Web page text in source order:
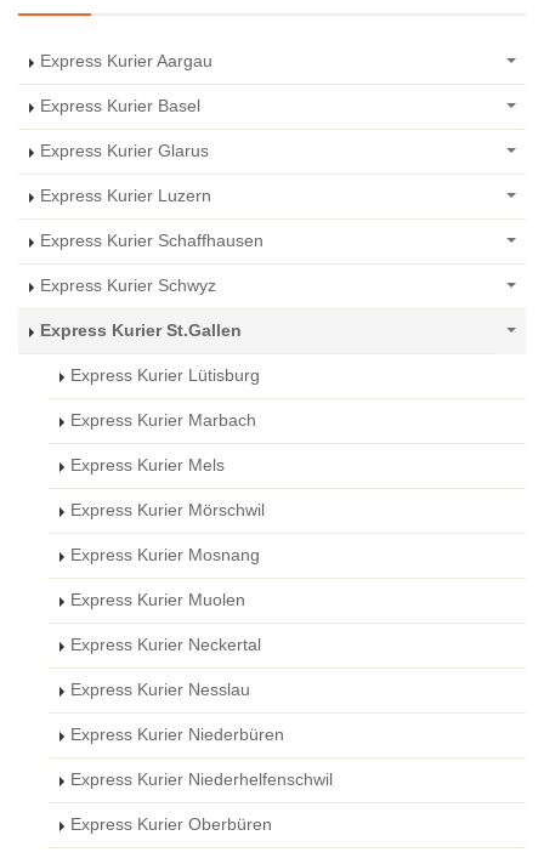
Express Kurier Aargau
Express Kurier Basel
Express Kurier Glarus
Express Kurier Luzern
Express Kurier Schaffhausen
Express Kurier Schwyz
Express Kurier St.Gallen
Express Kurier Lütisburg
Express Kurier Marbach
Express Kurier Mels
Express Kurier Mörschwil
Express Kurier Mosnang
Express Kurier Muolen
Express Kurier Neckertal
Express Kurier Nesslau
Express Kurier Niederbüren
Express Kurier Niederhelfenschwil
Express Kurier Oberbüren